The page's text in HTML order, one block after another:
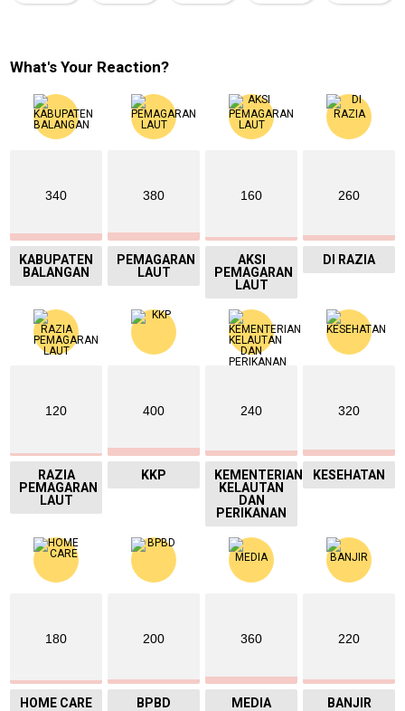
What's Your Reaction?
340
KABUPATEN
BALANGAN
380
PEMAGARAN
LAUT
160
AKSI
PEMAGARAN
LAUT
260
DI RAZIA
120
RAZIA
PEMAGARAN
LAUT
400
KKP
240
KEMENTERIAN
KELAUTAN
DAN
PERIKANAN
320
KESEHATAN
180
HOME CARE
200
BPBD
360
MEDIA
220
BANJIR